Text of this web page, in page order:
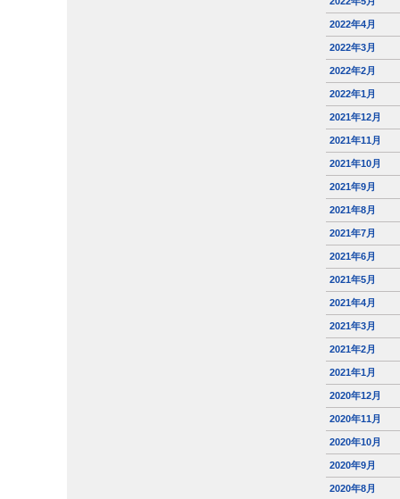
2022年4月
2022年3月
2022年2月
2022年1月
2021年12月
2021年11月
2021年10月
2021年9月
2021年8月
2021年7月
2021年6月
2021年5月
2021年4月
2021年3月
2021年2月
2021年1月
2020年12月
2020年11月
2020年10月
2020年9月
2020年8月